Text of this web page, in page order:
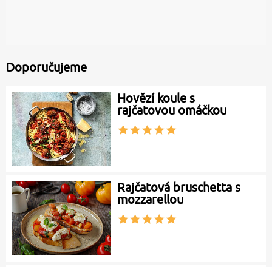
Doporučujeme
Hovězí koule s
rajčatovou omáčkou
Rajčatová bruschetta s
mozzarellou